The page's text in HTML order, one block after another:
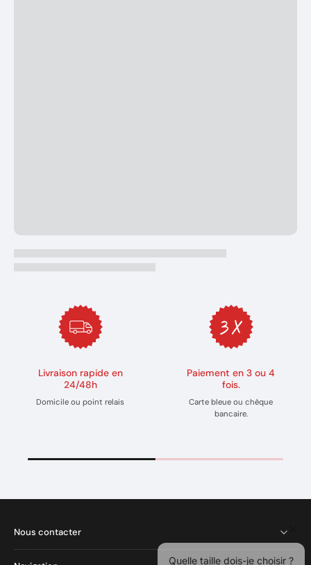
Livraison rapide en
24/48h
Domicile ou point relais
Paiement en 3 ou 4
fois.
Carte bleue ou chèque
bancaire.
Nous contacter
Quelle taille dois-je choisir ?